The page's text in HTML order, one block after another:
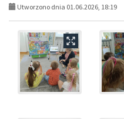
Utworzono dnia 01.06.2026, 18:19